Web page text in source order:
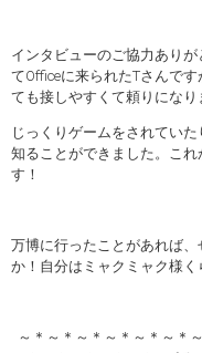
インタビューのご協力あり
てOfficeに来られたTさんで
ても接しやすくて頼りになり
じっくりゲームをされてい
知ることができました。こ
す！
万博に行ったことがあれば
か！自分はミャクミャク様く
～＊～＊～＊～＊～＊～＊